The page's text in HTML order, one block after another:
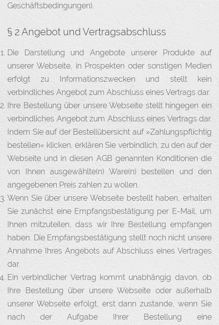
Geschäftsbedingungen).
§ 2 Angebot und Vertragsabschluss
Die Darstellung und Angebote unserer Produkte auf
unserer Webseite, in Prospekten oder sonstigen Medien
erfolgt zu Informationszwecken und stellt kein
verbindliches Angebot zum Abschluss eines Vertrags dar.
Ihre Bestellung über unsere Webseite stellt hingegen ein
verbindliches Angebot zum Abschluss eines Vertrags dar.
Indem Sie auf der Bestellübersicht auf »Zahlungspflichtig
bestellen« klicken, erklären Sie verbindlich, zu den auf der
Webseite und in diesen AGB genannten Konditionen die
von Ihnen ausgewählte(n) Ware(n) bestellen und den
angegebenen Preis zahlen zu wollen.
Wenn Sie über unsere Webseite bestellt haben, erhalten
Sie zunächst eine Empfangsbestätigung per E-Mail, um
Ihnen mitzuteilen, dass wir Ihre Bestellung empfangen
haben. Die Empfangsbestätigung stellt noch nicht unsere
Annahme Ihres Angebots auf Abschluss eines Vertrages
dar.
Ein verbindlicher Vertrag kommt unabhängig davon, ob
Ihre Bestellung über unsere Webseite oder außerhalb
unserer Webseite erfolgt, erst dann zustande, wenn Sie
nach der Aufgabe Ihrer Bestellung eine